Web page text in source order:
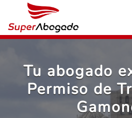
Tu abogado
Permiso de